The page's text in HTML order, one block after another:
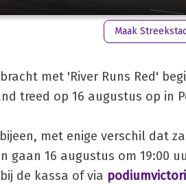
Maak
met 'River Runs Red'
treed op 16 augustus op in
met enige verschil dat
gaan 16 augustus om 19:00
de kassa of via